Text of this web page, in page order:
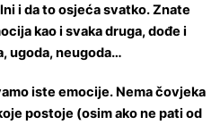
i da to osjeća svatko. Znate
kao i svaka druga, dođe i
ugoda, neugoda…
iste emocije. Nema čovjeka
postoje (osim ako ne pati od